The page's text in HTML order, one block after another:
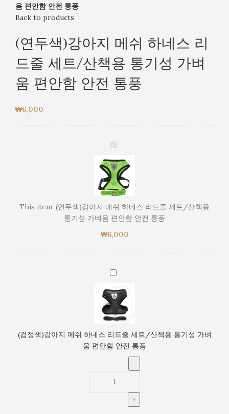
움 편안함 안전 통풍
Back to products
(연두색)강아지 메쉬 하네스 리
드줄 세트/산책용 통기성 가벼
움 편안함 안전 통풍
₩6,000
(연
색)
강
아
메
쉬
하
리
줄
세
트/
산
책
용
기
성
가
This item: (연두색)강아지 메쉬 하네스 리드줄 세트/산책용
통기성 가벼움 편안함 안전 통풍
₩6,000
(검
색)
강
아
메
쉬
네
스
(검정색)강아지 메쉬 하네스 리드줄 세트/산책용 통기성 가벼
움 편안함 안전 통풍